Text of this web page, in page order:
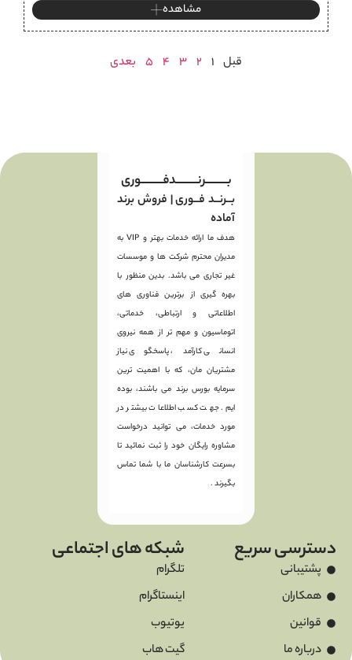
مشاهده
قبل 1
2
3
4
5 بعدی
بـــــــــرنـــــــــدفـــــــــوری
بــرنــد فــوری | فروش برند
آماده
هدف ما ارائه خدمات بهتر و VIP به
مدیران محترم شرکت ها و موسسات
غیر تجاری می باشد. بدین منظور با
بهره گیری از برترین فناوری های
اطلاعاتی و ارتباطی، خدماتی،
اتوماسیون و مهم تر از همه نیروی
انسانی کارآمد، پاسخگوی نیاز
مشتریان مان، که با اهمیت ترین
سرمایه بورس برند می باشند، بوده
ایم. جهت کسب اطلاعات بیشتر در
مورد خدمات، می توانید درخواست
مشاوره رایگان خود را ثبت نمائید تا
بسرعت کارشناسان ما با شما تماس
بگیرند .
دسترسی سریع
پشتیبانی
همکاران
قوانین
درباره ما
شبکه های اجتماعی
تلگرام
اینستاگرام
یوتیوب
گیت هاب